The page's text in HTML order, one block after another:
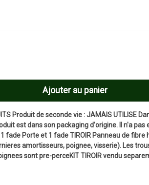
Ajouter au panier
Produit de seconde vie : JAMAIS UTILISE
est dans son packaging d'origine. Il n'a pas
fade Porte et 1 fade TIROIR Panneau de fibre
amortisseurs, poignee, visserie). Les
sont pre-perceKIT TIROIR vendu